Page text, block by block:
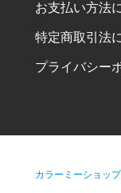
お支払い方法
特定商取引法
プライバシー
カラーミーショップ